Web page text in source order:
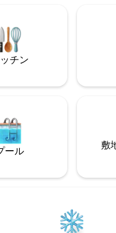
ティック・ステーションま
モント・パークまで10分 フ
アターまで8分
チン
ール
敷